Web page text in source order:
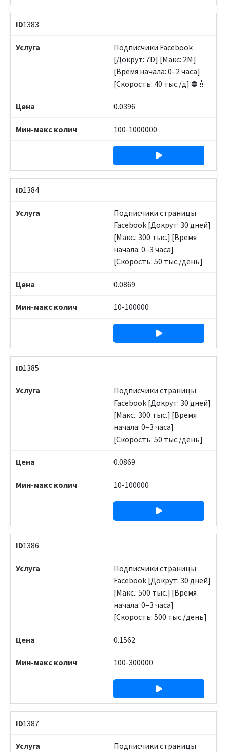
1383
Подписчики Facebook
[Докрут: 7D] [Макс: 2M]
[Время начала: 0–2 часа]
[Скорость: 40 тыс./д] ⛔️💧
0.0396
100-1000000
1384
Подписчики страницы
Facebook [Докрут: 30 дней]
[Макс.: 300 тыс.] [Время
начала: 0–3 часа]
[Скорость: 50 тыс./день]
0.0869
10-100000
1385
Подписчики страницы
Facebook [Докрут: 30 дней]
[Макс.: 300 тыс.] [Время
начала: 0–3 часа]
[Скорость: 50 тыс./день]
0.0869
10-100000
1386
Подписчики страницы
Facebook [Докрут: 30 дней]
[Макс.: 500 тыс.] [Время
начала: 0–3 часа]
[Скорость: 500 тыс./день]
0.1562
100-300000
1387
Подписчики страницы